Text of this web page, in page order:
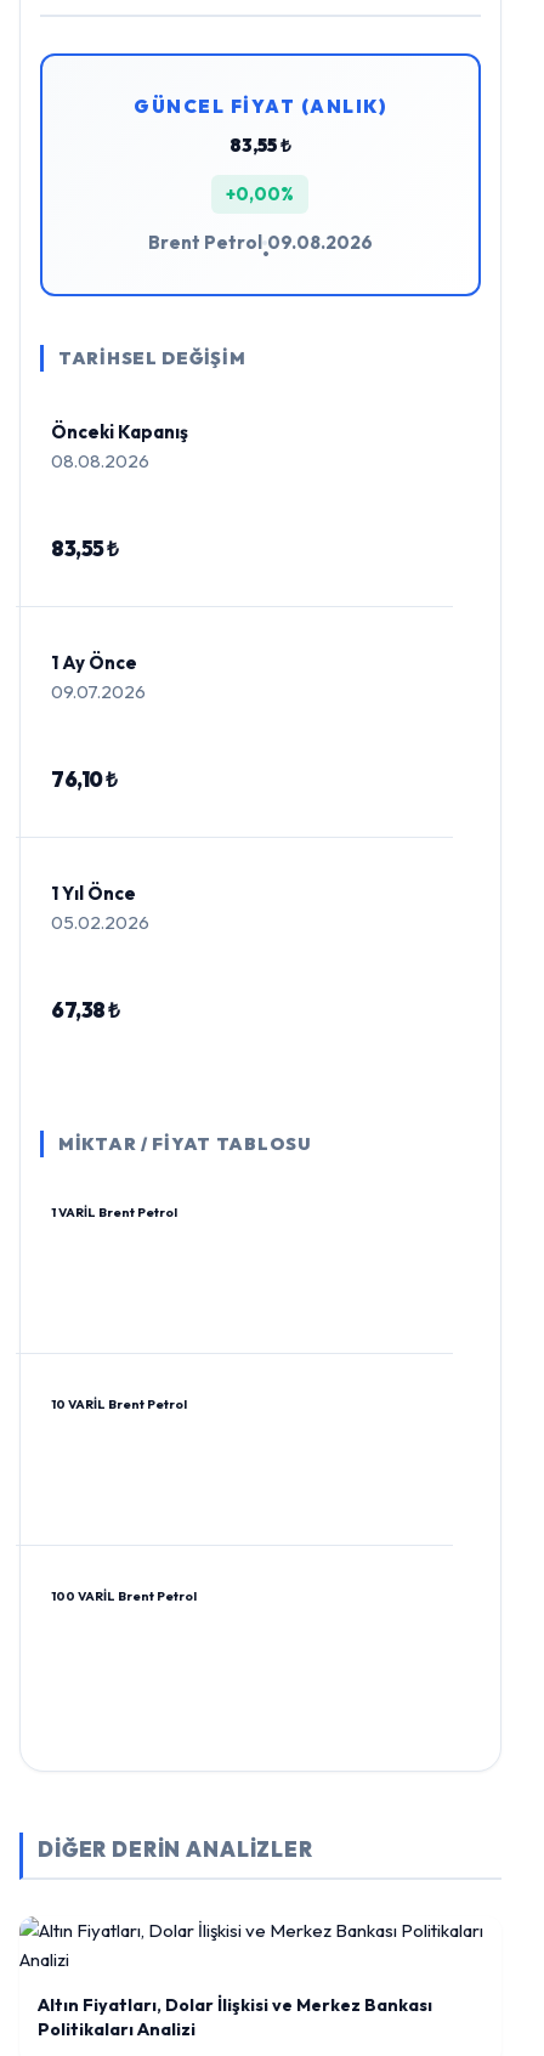
GÜNCEL FİYAT (ANLIK)
83,55 ₺
+0,00%
Brent Petrol
•
09.08.2026
TARİHSEL DEĞİŞİM
Önceki Kapanış
08.08.2026
83,55 ₺
1 Ay Önce
09.07.2026
76,10 ₺
1 Yıl Önce
05.02.2026
67,38 ₺
MİKTAR / FİYAT TABLOSU
1 VARİL Brent Petrol
10 VARİL Brent Petrol
100 VARİL Brent Petrol
DİĞER DERİN ANALİZLER
Altın Fiyatları, Dolar İlişkisi ve Merkez Bankası
Politikaları Analizi